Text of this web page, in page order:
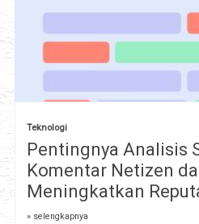
Teknologi
Pentingnya Analisis
Komentar Netizen
Meningkatkan
» selengkapnya